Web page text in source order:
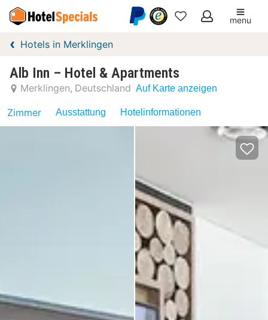
Meine
menu
Hotels in Merklingen
Alb Inn – Hotel & Apartments
Merklingen Deutschland Auf Karte anzeigen
Zimmer Ausstattung Hotelinformationen